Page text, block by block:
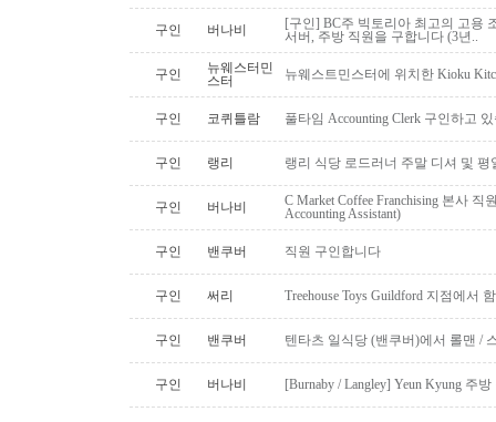
구인 버나비
[구인] BC주 빅토리아 최고의 고용
서버, 주방 직원을 구합니다 (3년..
구인
뉴웨스터민
스터
뉴웨스트민스터에 위치한 Kioku
구인 코퀴틀람 풀타임 Accounting Clerk 구인하고
구인 랭리 랭리 식당 로드러너 주말 디셔 및
구인 버나비
C Market Coffee Franchising 본사 직
Accounting Assistant)
구인 밴쿠버 직원 구인합니다
구인 써리 Treehouse Toys Guildford 지점에서
구인 밴쿠버 텐타츠 일식당 (밴쿠버)에서 롤맨 /
구인 버나비 [Burnaby / Langley] Yeun Kyung 주